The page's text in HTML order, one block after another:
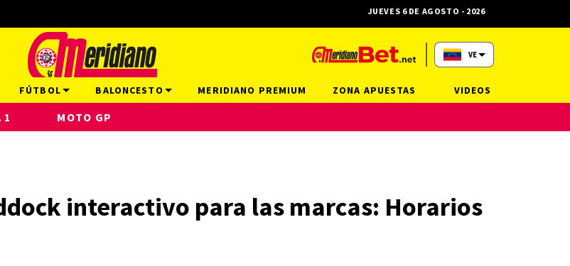
interactivo para las marcas: Horarios
JUEVES 6 DE AGOSTO - 2026
VE
FÚTBOL BALONCESTO MERIDIANO PREMIUM ZONA APUESTAS
1 MOTO GP
VIDEOS